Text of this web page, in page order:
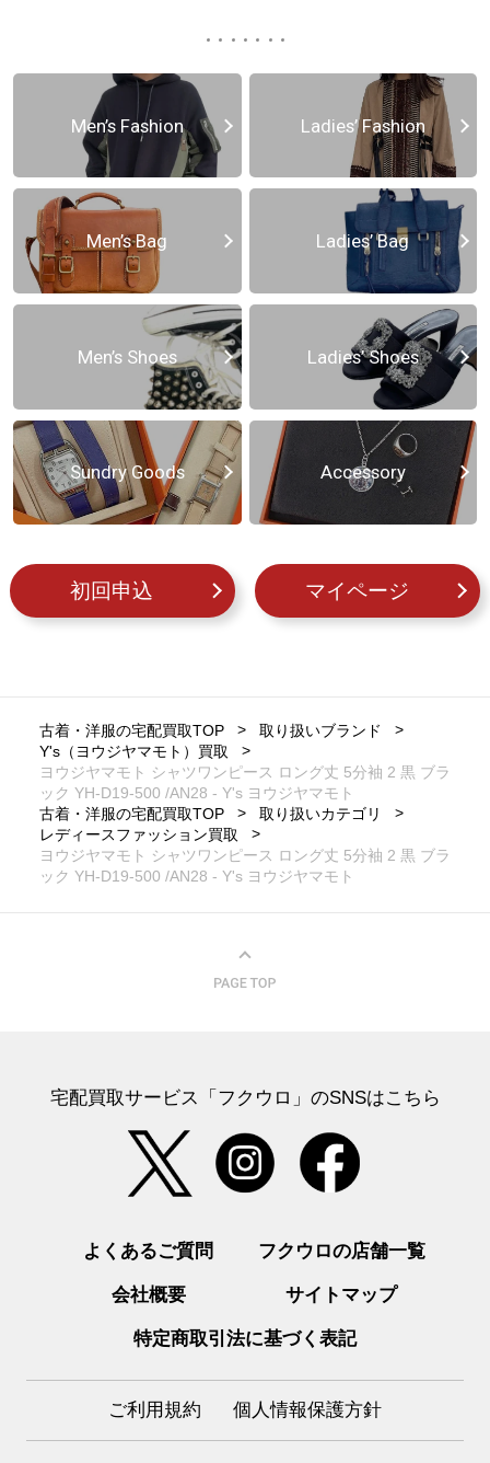
Men’s Fashion Ladies’ Fashion
Men’s Bag Ladies’ Bag
Men’s Shoes Ladies’ Shoes
Sundry Goods Accessory
初回申込 マイページ
古着・洋服の宅配買取TOP
取り扱いブランド
Y's（ヨウジヤマモト）買取
ヨウジヤマモト シャツワンピース ロング丈 5分袖 2 黒 ブラ
ック YH-D19-500 /AN28 - Y's ヨウジヤマモト
古着・洋服の宅配買取TOP
取り扱いカテゴリ
レディースファッション買取
ヨウジヤマモト シャツワンピース ロング丈 5分袖 2 黒 ブラ
ック YH-D19-500 /AN28 - Y's ヨウジヤマモト
宅配買取サービス「フクウロ」のSNSはこちら
よくあるご質問 フクウロの店舗一覧
会社概要 サイトマップ
特定商取引法に基づく表記
ご利用規約 個人情報保護方針